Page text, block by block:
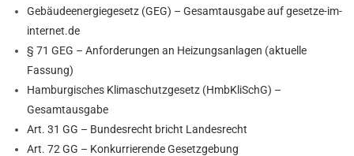
Gebäudeenergiegesetz (GEG) – Gesamtausgabe auf gesetze-im-
internet.de
§ 71 GEG – Anforderungen an Heizungsanlagen (aktuelle
Fassung)
Hamburgisches Klimaschutzgesetz (HmbKliSchG) –
Gesamtausgabe
Art. 31 GG – Bundesrecht bricht Landesrecht
Art. 72 GG – Konkurrierende Gesetzgebung